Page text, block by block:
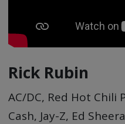
Rick Rubin
AC/DC, Red Hot Chili
Cash, Jay-Z, Ed